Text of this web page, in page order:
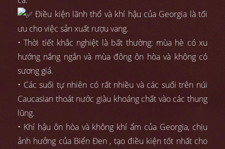
Điều kiện lãnh thổ và khí hậu của Georgia là tối
ưu cho việc sản xuất rượu vang.
• Thời tiết khắc nghiệt là bất thường: mùa hè có xu
hướng nắng ngắn và mùa đông ôn hòa và không có
sương giá.
• Các suối tự nhiên có rất nhiều và các suối trên núi
Caucasian thoát nước giàu khoáng chất vào các thung
lũng.
• Khí hậu ôn hòa và không khí ẩm của Georgia, chịu
ảnh hưởng của Biển Đen , tạo điều kiện tốt nhất cho